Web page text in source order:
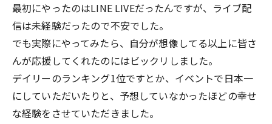
最初にやったのはLINE LIVEだったんですが、ライブ配
信は未経験だったので不安でした。
でも実際にやってみたら、自分が想像してる以上に皆さ
んが応援してくれたのにはビックリしました。
デイリーのランキング1位ですとか、イベントで日本一
にしていただいたりと、予想していなかったほどの幸せ
な経験をさせていただきました。